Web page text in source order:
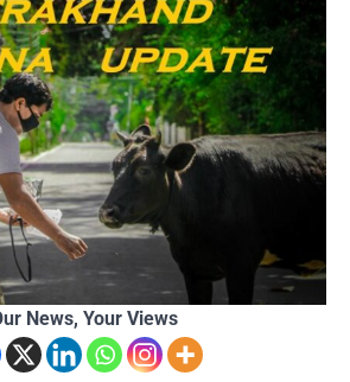
News, Your Views